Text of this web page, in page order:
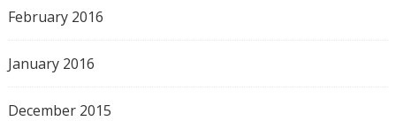
February 2016
January 2016
December 2015